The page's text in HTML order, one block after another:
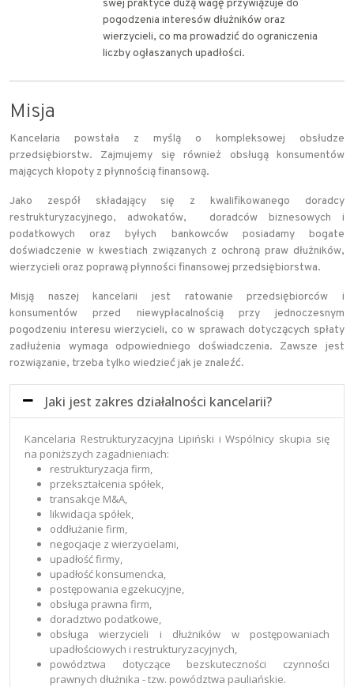
swej praktyce dużą wagę przywiązuje do
pogodzenia interesów dłużników oraz
wierzycieli, co ma prowadzić do ograniczenia
liczby ogłaszanych upadłości.
Misja
Kancelaria powstała z myślą o kompleksowej obsłudze
przedsiębiorstw. Zajmujemy się również obsługą konsumentów
mających kłopoty z płynnością finansową.
Jako zespół składający się z kwalifikowanego doradcy
restrukturyzacyjnego, adwokatów, doradców biznesowych i
podatkowych oraz byłych bankowców posiadamy bogate
doświadczenie w kwestiach związanych z ochroną praw dłużników,
wierzycieli oraz poprawą płynności finansowej przedsiębiorstwa.
Misją naszej kancelarii jest ratowanie przedsiębiorców i
konsumentów przed niewypłacalnością przy jednoczesnym
pogodzeniu interesu wierzycieli, co w sprawach dotyczących spłaty
zadłużenia wymaga odpowiedniego doświadczenia. Zawsze jest
rozwiązanie, trzeba tylko wiedzieć jak je znaleźć.
Jaki jest zakres działalności kancelarii?
Kancelaria Restrukturyzacyjna Lipiński i Wspólnicy skupia się
na poniższych zagadnieniach:
restrukturyzacja firm,
przekształcenia spółek,
transakcje M&A,
likwidacja spółek,
oddłużanie firm,
negocjacje z wierzycielami,
upadłość firmy,
upadłość konsumencka,
postępowania egzekucyjne,
obsługa prawna firm,
doradztwo podatkowe,
obsługa wierzycieli i dłużników w postępowaniach
upadłościowych i restrukturyzacyjnych,
powództwa dotyczące bezskuteczności czynności
prawnych dłużnika - tzw. powództwa pauliańskie.